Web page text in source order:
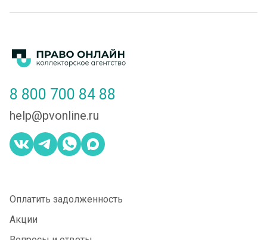
8 800 700 84 88
help@pvonline.ru
Оплатить задолженность
Акции